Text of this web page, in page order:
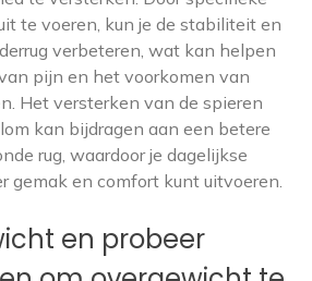
te voeren, kun je de stabiliteit en
verbeteren, wat kan helpen
pijn en het voorkomen van
Het versterken van de spieren
kan bijdragen aan een betere
rug, waardoor je dagelijkse
gemak en comfort kunt uitvoeren.
en probeer